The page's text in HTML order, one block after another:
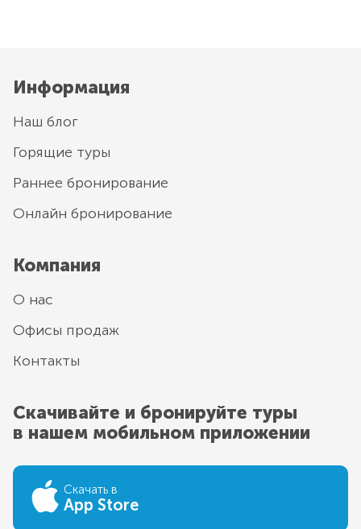
Информация
Наш блог
Горящие туры
Раннее бронирование
Онлайн бронирование
Компания
О нас
Офисы продаж
Контакты
Скачивайте и бронируйте туры
в нашем мобильном приложении
Скачать в
App Store